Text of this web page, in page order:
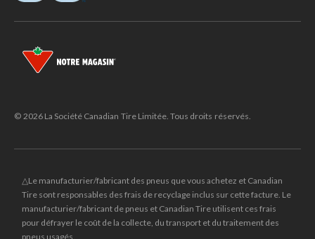
© 2026 La Société Canadian Tire Limitée. Tous droits réservés.
△Le manufacturier/fabricant des pneus que vous achetez et Canadian
Tire sont responsables des frais de recyclage inclus sur cette facture. Le
manufacturier/fabricant de pneus et Canadian Tire utilisent ces frais
pour défrayer le coût de la collecte, du transport et du traitement des
pneus usagés.